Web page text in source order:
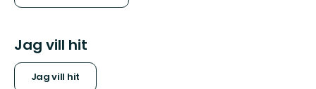
Jag vill hit
Jag vill hit